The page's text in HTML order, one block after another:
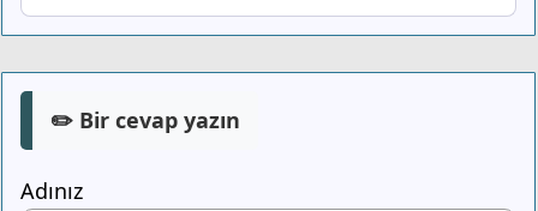
✏️ Bir cevap yazın
Adınız